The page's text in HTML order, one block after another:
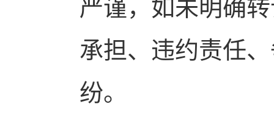
严谨，如未明确
承担、违约责任
纷。